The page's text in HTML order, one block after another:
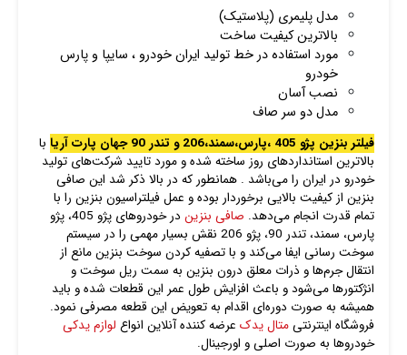
مدل پلیمری (پلاستیک)
بالاترین کیفیت ساخت
مورد استفاده در خط تولید ایران خودرو ، سایپا و پارس
خودرو
نصب آسان
مدل دو سر صاف
فیلتر بنزین پژو 405 ،پارس،سمند،206 و تندر 90 جهان پارت آریا
با
بالاترین استانداردهای روز ساخته شده و مورد تایید شرکت‌های تولید
خودرو در ایران را می‌باشد . همانطور که در بالا ذکر شد این صافی
بنزین از کیفیت بالایی برخوردار بوده و عمل فیلتراسیون بنزین را با
تمام قدرت انجام می‌دهد. صافی بنزین
در خودروهای پژو 405، پژو
پارس، سمند، تندر 90، پژو 206 نقش بسیار مهمی را در سیستم
سوخت رسانی ایفا می‌کند و با تصفیه کردن سوخت بنزین مانع از
انتقال جرم‌ها و ذرات معلق درون بنزین به سمت ریل سوخت و
انژکتورها می‌شود و باعث افزایش طول عمر این قطعات شده و باید
همیشه به صورت دوره‌ای اقدام به تعویض این قطعه مصرفی نمود.
فروشگاه اینترنتیمتال یدک عرضه کننده آنلاین انواع لوازم یدکی
خودروها به صورت اصلی و اورجینال.